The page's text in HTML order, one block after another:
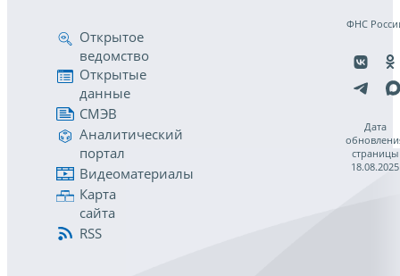
Открытое
ведомство
Открытые
данные
СМЭВ
Аналитический
портал
Видеоматериалы
Карта
сайта
RSS
ФНС
Дата
страницы
18.08.2025